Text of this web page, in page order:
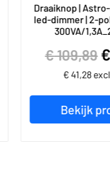
Draaiknop |
led-dimmer | 2-
300VA/
€109,89
€ 41,28
Bekijk